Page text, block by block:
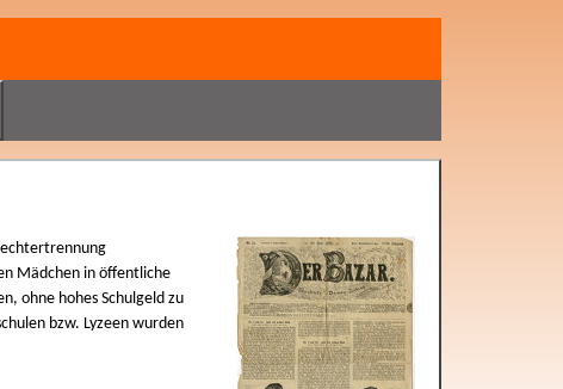
Mädchen in öffentliche
ohne hohes Schulgeld zu
bzw. Lyzeen wurden